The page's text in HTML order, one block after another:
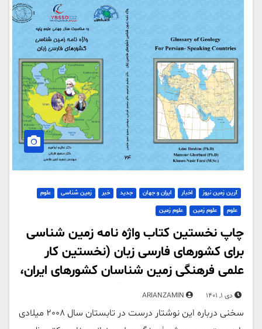
آرین زمین نیوز اخبار ایران و جهان جدید خبر زمین شناسی علوم
علوم علوم زمین علوم زمین
چاپ نخستین کتاب واژه نامه زمین شناسی
برای کشورهای فارسی زبان (نخستین کار
علمی فرهنگی زمین شناسان کشورهای ایران،
تاجیکستان و افغانستان)
دی 1, 1401
سخنی درباره این نوشتار درست در تابستان سال 2008 میلادی